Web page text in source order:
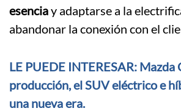
esenciay adaptarse a la
abandonar la conexión con el
LE PUEDE INTERESAR: Mazda
producción, el SUV eléctrico e
una nueva era.